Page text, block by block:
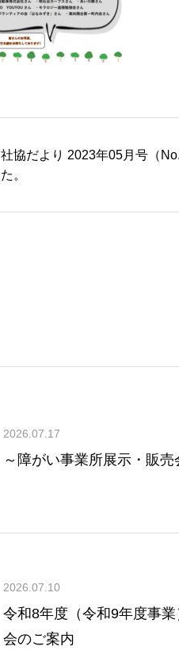
社協だより 2023年05月号（
た。
2026.07.17
～障がい事業所展示・販
2026.07.10
令和8年度（令和9年度事
会のご案内